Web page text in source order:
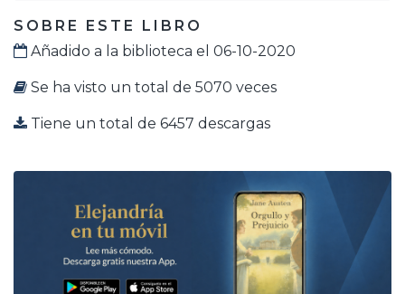
SOBRE ESTE LIBRO
Añadido a la biblioteca el 06-10-2020
Se ha visto un total de 5070 veces
Tiene un total de 6457 descargas